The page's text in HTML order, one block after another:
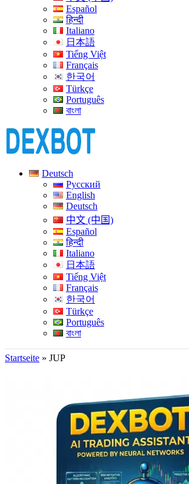
Español
हिन्दी
Italiano
日本語
Tiếng Việt
Français
한국어
Türkçe
Português
বাংলা
Deutsch
Русский
English
Deutsch
中文 (中国)
Español
हिन्दी
Italiano
日本語
Tiếng Việt
Français
한국어
Türkçe
Português
বাংলা
Startseite » JUP